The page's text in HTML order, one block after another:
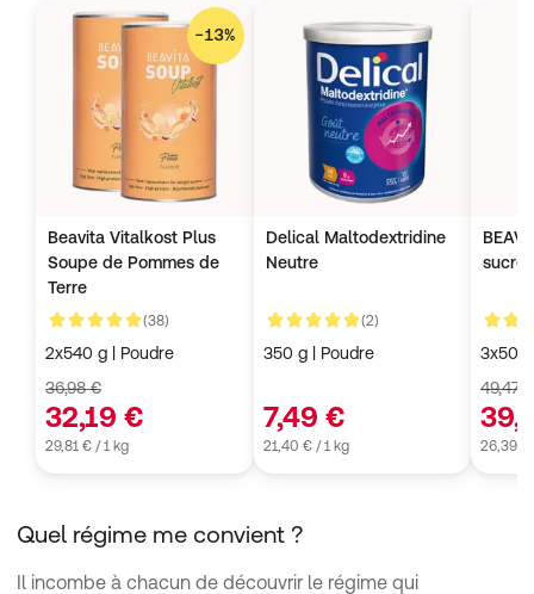
−13%
Beavita Vitalkost Plus
Soupe de Pommes de
Terre
4,7 de 5 (38)
2x540 g | Poudre
36,98 €
32,19 €
29,81 € / 1 kg
Delical Maltodextridine
Neutre
5 de 5 (2)avis clients
350 g | Poudre
7,49 €
21,40 € / 1 kg
sucre
3,6 de
3x500
49,47
26,39 €
Quel régime me convient ?
Il incombe à chacun de découvrir le régime qui